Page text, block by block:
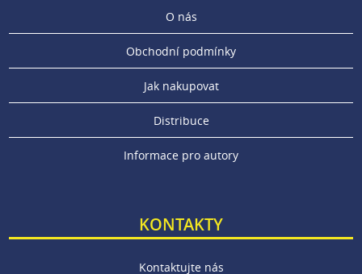
O nás
Obchodní podmínky
Jak nakupovat
Distribuce
Informace pro autory
KONTAKTY
Kontaktujte nás